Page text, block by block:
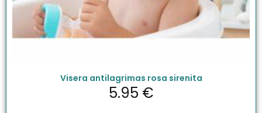
Visera antilagrimas rosa sirenita
5.95 €